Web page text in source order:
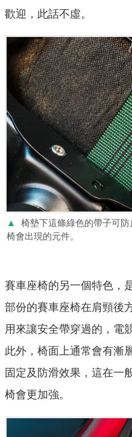
歡迎，此話不虛。
▲
椅墊下這條綠色的帶子可
椅會出現的元件。
賽車座椅的另一個特色，
部份的賽車座椅在肩頸後
用來讓安全帶穿過的，電
此外，椅面上通常會有漸
固定及防滑效果，這在一
椅會更加強。